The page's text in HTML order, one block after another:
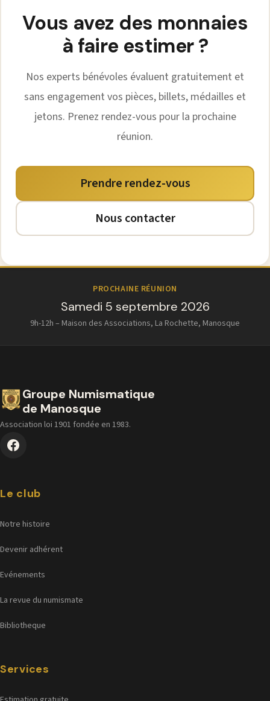
Vous avez des monnaies
à faire estimer ?
Nos experts bénévoles évaluent gratuitement et
sans engagement vos pièces, billets, médailles et
jetons. Prenez rendez-vous pour la prochaine
réunion.
Prendre rendez-vous
Nous contacter
PROCHAINE RÉUNION
Samedi 5 septembre 2026
9h-12h – Maison des Associations, La Rochette, Manosque
Groupe Numismatique
de Manosque
Association loi 1901 fondée en 1983.
Le club
Notre histoire
Devenir adhérent
Evénements
La revue du numismate
Bibliotheque
Services